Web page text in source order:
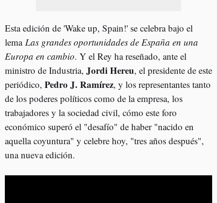
Esta edición de 'Wake up, Spain!' se celebra bajo el
lema Las grandes oportunidades de España en una
Europa en cambio. Y el Rey ha reseñado, ante el
ministro de Industria, Jordi Hereu, el presidente de este
periódico, Pedro J. Ramírez, y los representantes tanto
de los poderes políticos como de la empresa, los
trabajadores y la sociedad civil, cómo este foro
económico superó el "desafío" de haber "nacido en
aquella coyuntura" y celebre hoy, "tres años después",
una nueva edición.